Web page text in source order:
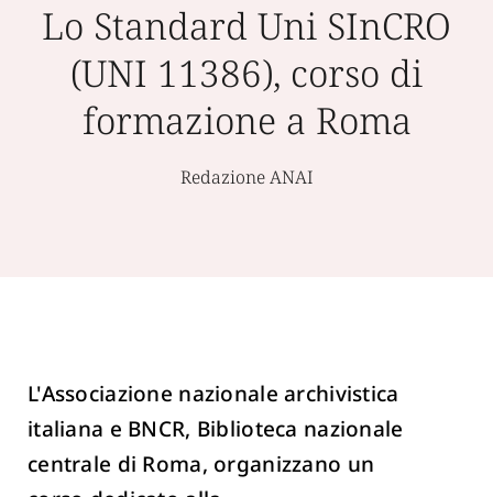
Lo Standard Uni SInCRO
(UNI 11386), corso di
formazione a Roma
Redazione ANAI
L'Associazione nazionale archivistica
italiana e BNCR, Biblioteca nazionale
centrale di Roma, organizzano un